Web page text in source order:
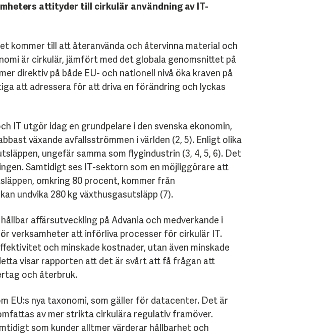
attityder till cirkulär användning av IT-
kommer till att återanvända och återvinna material och
är cirkulär, jämfört med det globala genomsnittet på
direktiv på både EU- och nationell nivå öka kraven på
att adressera för att driva en förändring och lyckas
IT utgör idag en grundpelare i den svenska ekonomin,
växande avfallsströmmen i världen (2, 5). Enligt olika
ungefär samma som flygindustrin (3, 4, 5, 6). Det
Samtidigt ses IT-sektorn som en möjliggörare att
omkring 80 procent, kommer från
undvika 280 kg växthusgasutsläpp (7).
affärsutveckling på Advania och medverkande i
verksamheter att införliva processer för cirkulär IT.
och minskade kostnader, utan även minskade
visar rapporten att det är svårt att få frågan att
och återbruk.
EU:s nya taxonomi, som gäller för datacenter. Det är
av mer strikta cirkulära regulativ framöver.
som kunder alltmer värderar hållbarhet och